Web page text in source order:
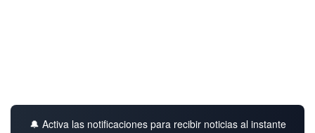
🔔 Activa las notificaciones para recibir noticias al instante